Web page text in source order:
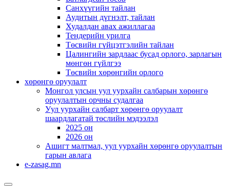
Санхүүгийн тайлан
Аудитын дүгнэлт, тайлан
Худалдан авах ажиллагаа
Тендерийн урилга
Төсвийн гүйцэтгэлийн тайлан
Цалингийн зардлаас бусад орлого, зарлагын
мөнгөн гүйлгээ
Төсвийн хөрөнгийн орлого
хөрөнгө оруулалт
Монгол улсын уул уурхайн салбарын хөрөнгө
оруулалтын орчны судалгаа
Уул уурхайн салбарт хөрөнгө оруулалт
шаардлагатай төслийн мэдээлэл
2025 он
2026 он
Ашигт малтмал, уул уурхайн хөрөнгө оруулалтын
гарын авлага
e-zasag.mn